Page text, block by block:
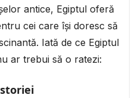
antice, Egiptul oferă
cei care își doresc să
Iată de ce Egiptul
ar trebui să o ratezi: